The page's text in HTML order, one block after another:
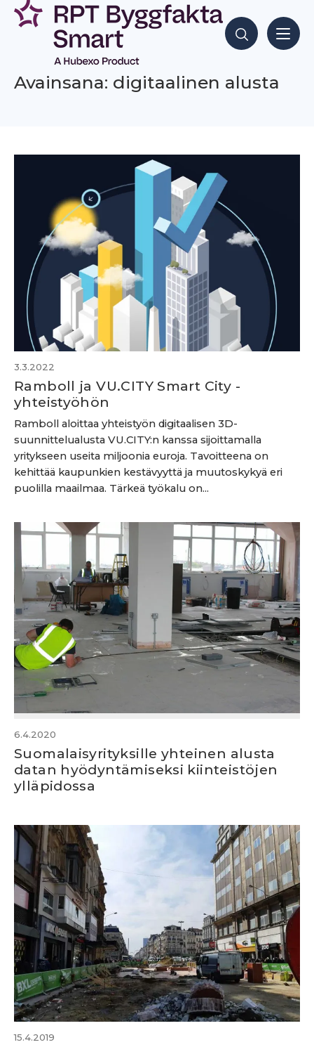
Siirry
sisältöön
Hae sisältöjä
Avainsana: digitaalinen alusta
3.3.2022
Ramboll ja VU.CITY Smart City -
yhteistyöhön
Ramboll aloittaa yhteistyön digitaalisen 3D-
suunnittelualusta VU.CITY:n kanssa sijoittamalla
yritykseen useita miljoonia euroja. Tavoitteena on
kehittää kaupunkien kestävyyttä ja muutoskykyä eri
puolilla maailmaa. Tärkeä työkalu on...
6.4.2020
Suomalaisyrityksille yhteinen alusta
datan hyödyntämiseksi kiinteistöjen
ylläpidossa
15.4.2019